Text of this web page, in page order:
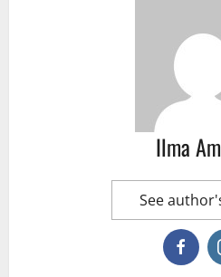
Ilma
See